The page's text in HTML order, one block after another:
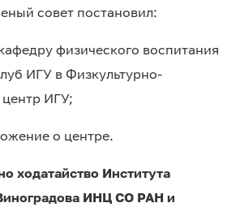
совет постановил:
физического воспитания
ИГУ в Физкультурно-
ИГУ;
о центре.
ходатайство Института
ИНЦ СО РАН и